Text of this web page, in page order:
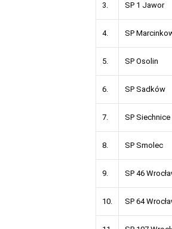
3. SP 1 Jawor
4. SP
5. SP Osolin
6. SP Sadków
7. SP Siechnice
8. SP Smolec
9. SP 46
10. SP 64